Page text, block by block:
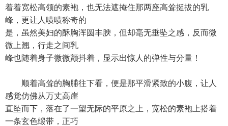
着着宽松高领的素袍，也无法遮掩住那两座高耸挺拔的乳
峰，更让人啧啧称奇的
是，虽然美妇的酥胸浑圆丰腴，但却毫无垂坠之感，反而微
微上翘，行走之间乳
峰也随着身子微微颤抖着，显示出惊人的弹性与分量！
顺着高耸的胸脯往下看，便是那平滑紧致的小腹，让人
感觉仿佛从万丈高崖
直坠而下，落在了一望无际的平原之上，宽松的素袍上搭着
一条玄色缎带，正巧